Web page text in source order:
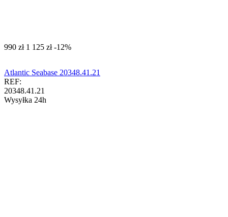
‍990‍ zł ‍1 125‍ zł -12%
Atlantic Seabase 20348.41.21
REF:
20348.41.21
Wysyłka 24h